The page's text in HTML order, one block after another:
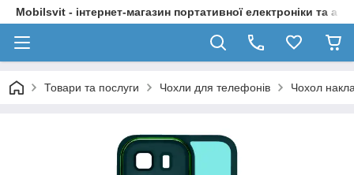
Mobilsvit - інтернет-магазин портативної електроніки та
Товари та послуги Чохли для телефонів Чохол